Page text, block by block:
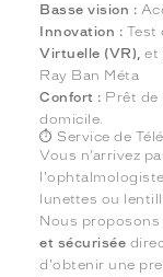
Basse vision :
Innovation : Test
Virtuelle (VR),et
Ray Ban Méta
Confort : Prêt de
domicile.
⏱️ Service de
Vous n’arrivez
lunettes ou
Nous proposons
et sécurisée
d'obtenir une